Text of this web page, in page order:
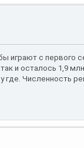
играют с первого
и осталось 1,9
где. Численность